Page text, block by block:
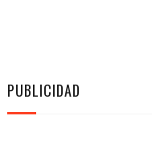
PUBLICIDAD